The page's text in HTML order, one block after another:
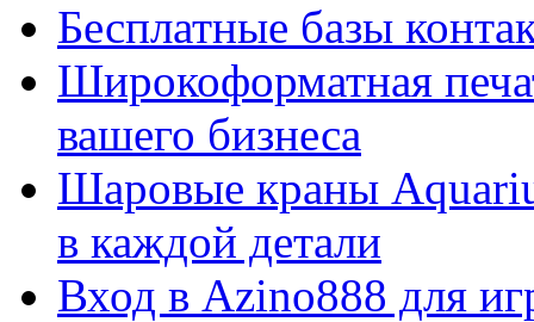
Бесплатные базы
Широкоформатная
вашего бизнеса
Шаровые краны
в каждой детали
Вход в Azino888 для